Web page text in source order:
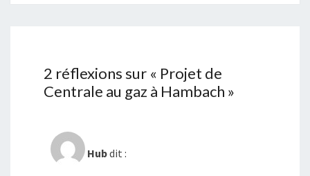
2 réflexions sur « Projet de
Centrale au gaz à Hambach »
Hubdit :